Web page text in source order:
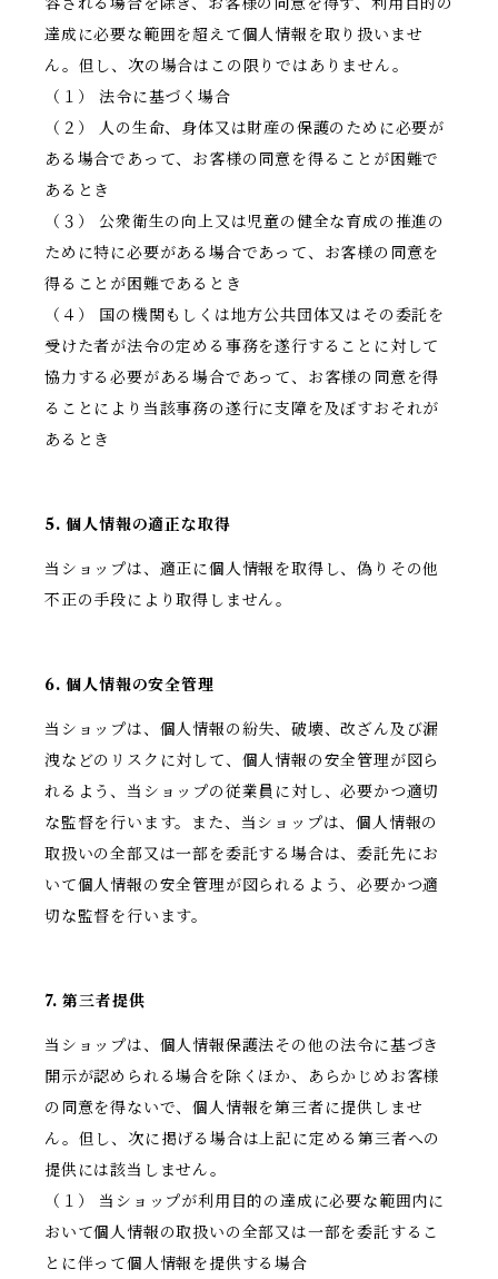
達成に必要な範囲を超えて個人情報を取り扱いませ
ん。但し、次の場合はこの限りではありません。
（１） 法令に基づく場合
（２） 人の生命、身体又は財産の保護のために必要が
ある場合であって、お客様の同意を得ることが困難で
あるとき
（３） 公衆衛生の向上又は児童の健全な育成の推進の
ために特に必要がある場合であって、お客様の同意を
得ることが困難であるとき
（４） 国の機関もしくは地方公共団体又はその委託を
受けた者が法令の定める事務を遂行することに対して
協力する必要がある場合であって、お客様の同意を得
ることにより当該事務の遂行に支障を及ぼすおそれが
あるとき
5. 個人情報の適正な取得
当ショップは、適正に個人情報を取得し、偽りその他
不正の手段により取得しません。
6. 個人情報の安全管理
当ショップは、個人情報の紛失、破壊、改ざん及び漏
洩などのリスクに対して、個人情報の安全管理が図ら
れるよう、当ショップの従業員に対し、必要かつ適切
な監督を行います。また、当ショップは、個人情報の
取扱いの全部又は一部を委託する場合は、委託先にお
いて個人情報の安全管理が図られるよう、必要かつ適
切な監督を行います。
7. 第三者提供
当ショップは、個人情報保護法その他の法令に基づき
開示が認められる場合を除くほか、あらかじめお客様
の同意を得ないで、個人情報を第三者に提供しませ
ん。但し、次に掲げる場合は上記に定める第三者への
提供には該当しません。
（１） 当ショップが利用目的の達成に必要な範囲内に
おいて個人情報の取扱いの全部又は一部を委託するこ
とに伴って個人情報を提供する場合